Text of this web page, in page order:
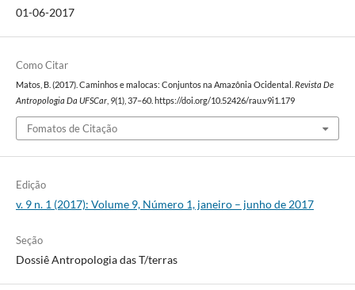
01-06-2017
Como Citar
Matos, B. (2017). Caminhos e malocas: Conjuntos na Amazônia Ocidental. Revista De
Antropologia Da UFSCar, 9(1), 37–60. https://doi.org/10.52426/rau.v9i1.179
Fomatos de Citação
Edição
v. 9 n. 1 (2017): Volume 9, Número 1, janeiro – junho de 2017
Seção
Dossiê Antropologia das T/terras